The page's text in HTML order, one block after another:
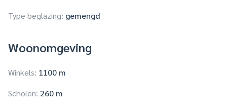
Type beglazing: gemengd
Woonomgeving
Winkels: 1100 m
Scholen: 260 m